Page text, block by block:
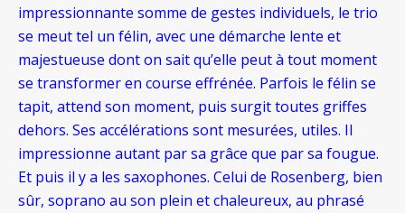
impressionnante somme de gestes individuels, le trio
se meut tel un félin, avec une démarche lente et
majestueuse dont on sait qu’elle peut à tout moment
se transformer en course effrénée. Parfois le félin se
tapit, attend son moment, puis surgit toutes griffes
dehors. Ses accélérations sont mesurées, utiles. Il
impressionne autant par sa grâce que par sa fougue.
Et puis il y a les saxophones. Celui de Rosenberg, bien
sûr, soprano au son plein et chaleureux, au phrasé